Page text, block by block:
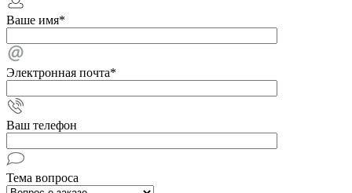
Ваше имя*
Электронная почта*
Ваш телефон
Тема вопроса